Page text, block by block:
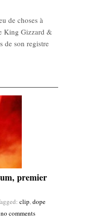
de choses à
King Gizzard &
de son registre
premier
clip,dope
no comments